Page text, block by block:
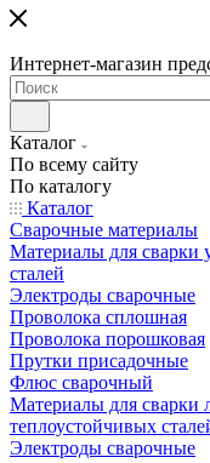
Интернет-магазин
Каталог
По всему сайту
По каталогу
Каталог
Сварочные материалы
Материалы для сварки
сталей
Электроды сварочные
Проволока сплошная
Проволока порошковая
Прутки присадочные
Флюс сварочный
Материалы для сварки
теплоустойчивых
Электроды сварочные